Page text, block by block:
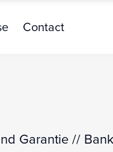
Contact
Garantie //